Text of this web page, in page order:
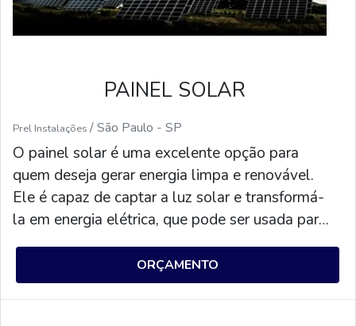
PAINEL SOLAR
Prel Instalações / São Paulo - SP
O painel solar é uma excelente opção para
quem deseja gerar energia limpa e renovável.
Ele é capaz de captar a luz solar e transformá-
la em energia elétrica, que pode ser usada para
alimentar diversos equipamentos. Além disso, o
painel solar é um investimento sustentável, pois
não emite gases poluentes e não depende de
ORÇAMENTO